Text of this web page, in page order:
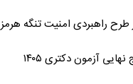
راهبردی امنیت تنگه هرمز
آزمون دکتری ۱۴۰۵